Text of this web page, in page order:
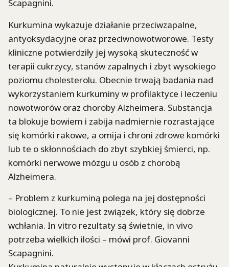
Scapagnini.
Kurkumina wykazuje działanie przeciwzapalne,
antyoksydacyjne oraz przeciwnowotworowe. Testy
kliniczne potwierdziły jej wysoką skuteczność w
terapii cukrzycy, stanów zapalnych i zbyt wysokiego
poziomu cholesterolu. Obecnie trwają badania nad
wykorzystaniem kurkuminy w profilaktyce i leczeniu
nowotworów oraz choroby Alzheimera. Substancja
ta blokuje bowiem i zabija nadmiernie rozrastające
się komórki rakowe, a omija i chroni zdrowe komórki
lub te o skłonnościach do zbyt szybkiej śmierci, np.
komórki nerwowe mózgu u osób z chorobą
Alzheimera.
– Problem z kurkuminą polega na jej dostępności
biologicznej. To nie jest związek, który się dobrze
wchłania. In vitro rezultaty są świetnie, in vivo
potrzeba wielkich ilości – mówi prof. Giovanni
Scapagnini.